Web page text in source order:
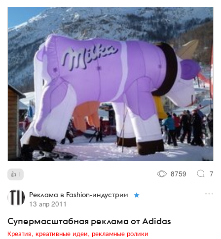
1 8759 7
Реклама в Fashion-индустрии
13 апр 2011
Супермасштабная реклама от Adidas
Креатив, креативные идеи, рекламные ролики